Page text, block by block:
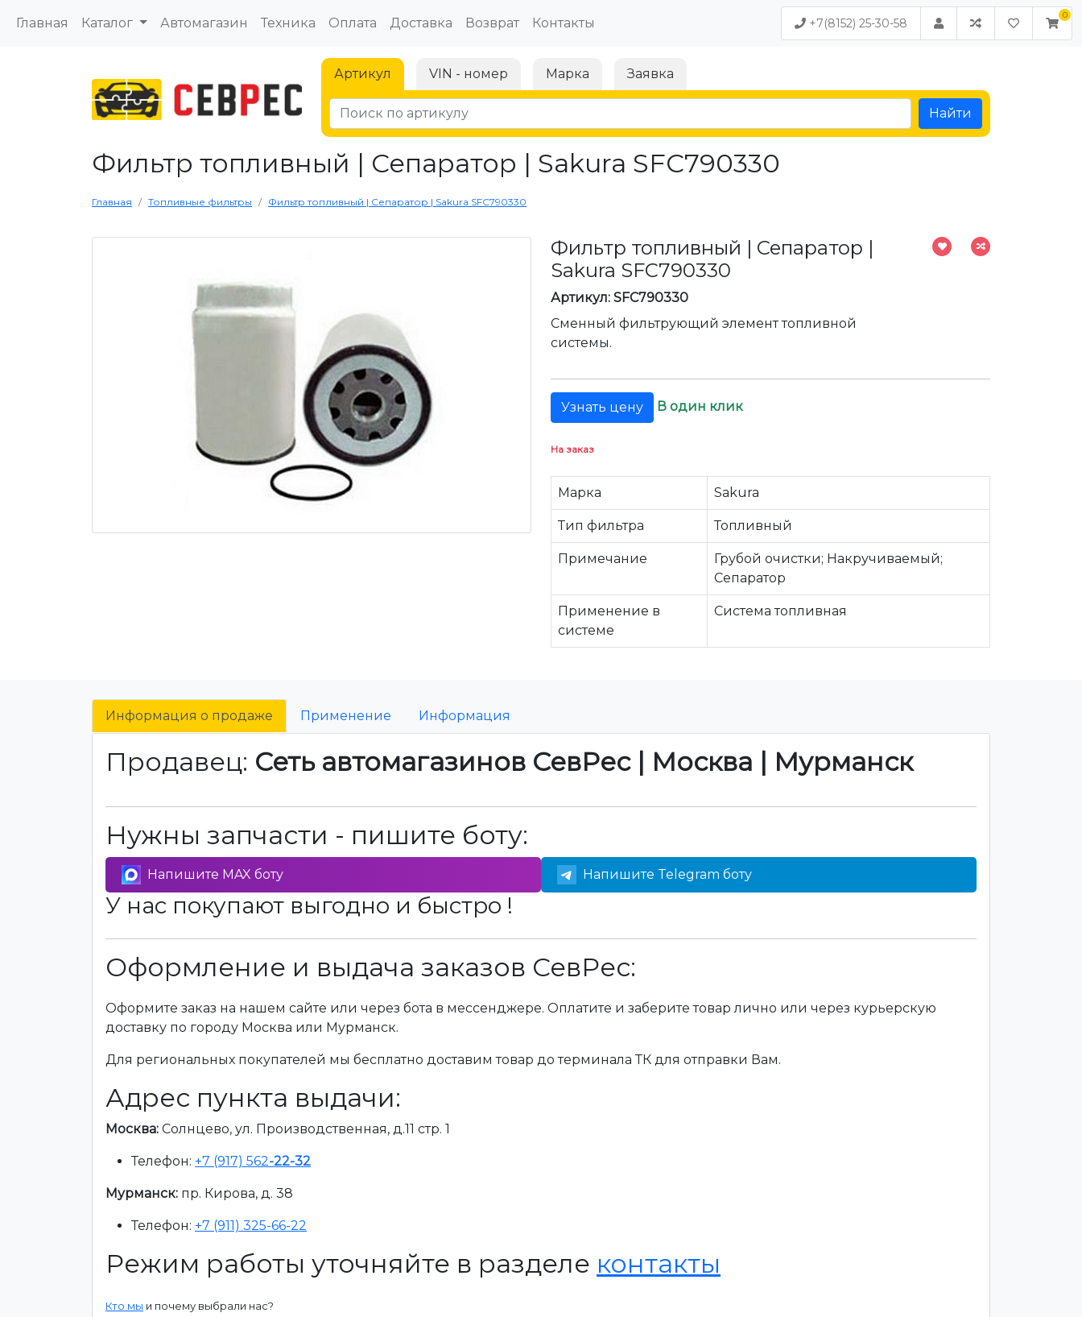
Главная Каталог Автомагазин Техника Оплата Доставка Возврат Контакты +7(8152) 25-30-58
Артикул VIN - номер Марка Заявка
Найти
Фильтр топливный | Сепаратор | Sakura SFC790330
Главная Топливные фильтры Фильтр топливный | Сепаратор | Sakura SFC790330
Фильтр топливный | Сепаратор |
Sakura SFC790330
Артикул: SFC790330
Сменный фильтрующий элемент топливной
системы.
Узнать цену В один клик
На заказ
Марка Sakura
Тип фильтра Топливный
Примечание
Грубой очистки; Накручиваемый;
Сепаратор
Применение в
системе
Система топливная
Информация о продаже Применение Информация
Продавец: Сеть автомагазинов СевРес | Москва | Мурманск
Нужны запчасти - пишите боту:
Напишите MAX боту Напишите Telegram боту
У нас покупают выгодно и быстро !
Оформление и выдача заказов СевРес:
Оформите заказ на нашем сайте или через бота в мессенджере. Оплатите и заберите товар лично или через курьерскую
доставку по городу Москва или Мурманск.
Для региональных покупателей мы бесплатно доставим товар до терминала ТК для отправки Вам.
Адрес пункта выдачи:
Москва: Солнцево, ул. Производственная, д.11 стр. 1
Телефон: +7 (917) 562-22-32
Мурманск: пр. Кирова, д. 38
Телефон: +7 (911) 325-66-22
Режим работы уточняйте в разделе контакты
Кто мы и почему выбрали нас?